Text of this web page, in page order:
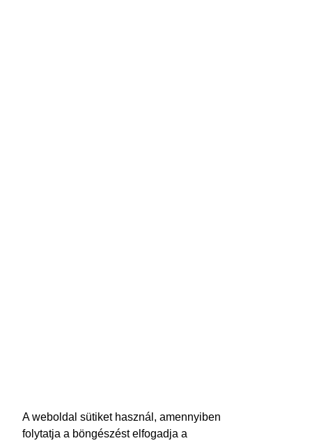
A weboldal sütiket használ, amennyiben
folytatja a böngészést elfogadja a